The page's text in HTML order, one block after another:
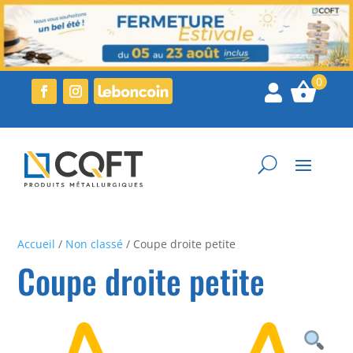

Accueil / Non classé / Coupe droite petite
Coupe droite petite